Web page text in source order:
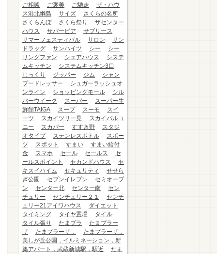
ご相談
ご褒美 ご馳走
ザ・ハウ
ス港北綱島
サイズ
さくらの名所
さくらんぼ
さくら祭り
ザセンター
ハウス
サバービア
サブリース
サマーフェスティバル
サロン
サン
ドラッグ
サンハイツ シー
シー
リングファン
シェアハウス
システ
ムキッチン
システムキッチン3口
じっくり
ジッパー ジム
シャン
プードレッサー
シュガーラッシュオ
ンライン
ショッピングモール
シル
バーウイーク
スーパー
スーパー生
鮮館TAIGA
スープ スーモ
スイ
ーツ
スカイツリー見
スカイバルコ
ニー
スカパー すすき野
スタジ
オタイプ
ステンレスボトル
スポー
ツ
スポット すまい
すまい給付
金
スマホ セール セールス
セ
ールスポイント
セカンドハウス
セ
キスイハイム
セキュリティ
せせら
ぎ公園
セブンイレブン
セミオープ
ン
センター北 センター南
セン
チュリー
センチュリー２１
センチ
ュリー21アイワハウス
ダイエット
タイミング
タイヤ置場
タイル
タイル張り
たまプラ
たまプラー
ザ
たまプラーザ，
たまプラーザ，
美しが丘公園，イルミネーション，新
築アパート，武蔵新城駅，駅近
たま